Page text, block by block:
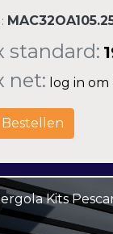
standard:
net: log in
Bestellen
Kits